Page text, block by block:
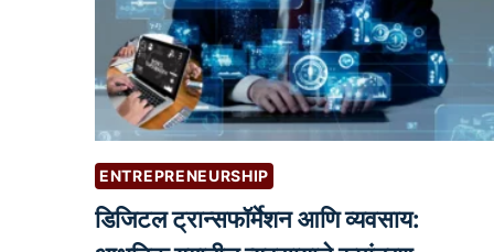
या
ची
उ
भा
र
णी
:
आ
ENTREPRENEURSHIP
डिजिटल ट्रान्सफॉर्मेशन आणि व्यवसाय: